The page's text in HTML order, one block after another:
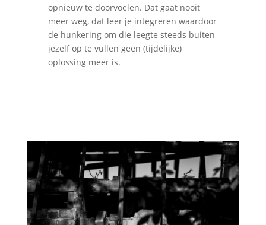
opnieuw te doorvoelen. Dat gaat nooit
meer weg, dat leer je integreren waardoor
de hunkering om die leegte steeds buiten
jezelf op te vullen geen (tijdelijke)
oplossing meer is.